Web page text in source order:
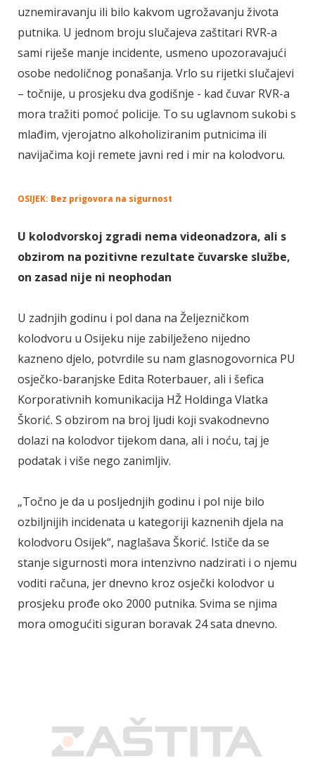
uznemiravanju ili bilo kakvom ugrožavanju života
putnika. U jednom broju slučajeva zaštitari RVR-a
sami riješe manje incidente, usmeno upozoravajući
osobe nedoličnog ponašanja. Vrlo su rijetki slučajevi
– točnije, u prosjeku dva godišnje - kad čuvar RVR-a
mora tražiti pomoć policije. To su uglavnom sukobi s
mlađim, vjerojatno alkoholiziranim putnicima ili
navijačima koji remete javni red i mir na kolodvoru.
OSIJEK: Bez prigovora na sigurnost
U kolodvorskoj zgradi nema videonadzora, ali s
obzirom na pozitivne rezultate čuvarske službe,
on zasad nije ni neophodan
U zadnjih godinu i pol dana na Željezničkom
kolodvoru u Osijeku nije zabilježeno nijedno
kazneno djelo, potvrdile su nam glasnogovornica PU
osječko-baranjske Edita Roterbauer, ali i šefica
Korporativnih komunikacija HŽ Holdinga Vlatka
Škorić. S obzirom na broj ljudi koji svakodnevno
dolazi na kolodvor tijekom dana, ali i noću, taj je
podatak i više nego zanimljiv.
„Točno je da u posljednjih godinu i pol nije bilo
ozbiljnijih incidenata u kategoriji kaznenih djela na
kolodvoru Osijek“, naglašava Škorić. Ističe da se
stanje sigurnosti mora intenzivno nadzirati i o njemu
voditi računa, jer dnevno kroz osječki kolodvor u
prosjeku prođe oko 2000 putnika. Svima se njima
mora omogućiti siguran boravak 24 sata dnevno.